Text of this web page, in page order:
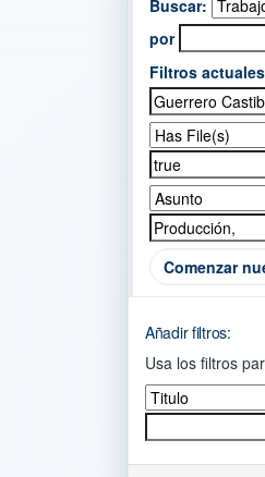
Buscar:
por
Filtros
Comenzar
Añadir filtros:
Usa los filtros